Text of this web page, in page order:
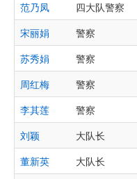
范乃凤
四大队警察
宋丽娟
警察
苏秀娟
警察
周红梅
警察
李其莲
警察
刘颖
大队长
董新英
大队长